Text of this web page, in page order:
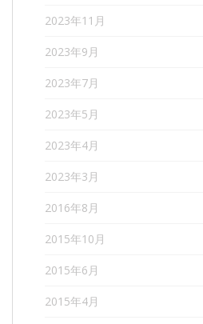
2023年11月
2023年9月
2023年7月
2023年5月
2023年4月
2023年3月
2016年8月
2015年10月
2015年6月
2015年4月